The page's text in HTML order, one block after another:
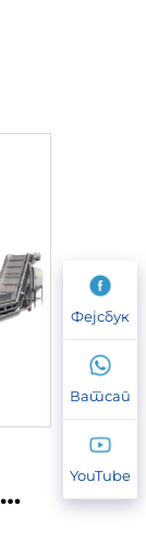
Фејсбук
Ватсап
YouTube